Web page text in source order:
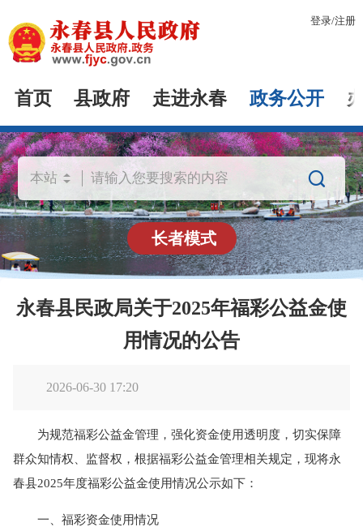
登录/注册
首页 县政府 走进永春 政务公开

长者模式
永春县民政局关于2025年福彩公益金使
用情况的公告
2026-06-30 17:20
为规范福彩公益金管理，强化资金使用透明度，切实保障
群众知情权、监督权，根据福彩公益金管理相关规定，现将永
春县2025年度福彩公益金使用情况公示如下：
一、福彩资金使用情况